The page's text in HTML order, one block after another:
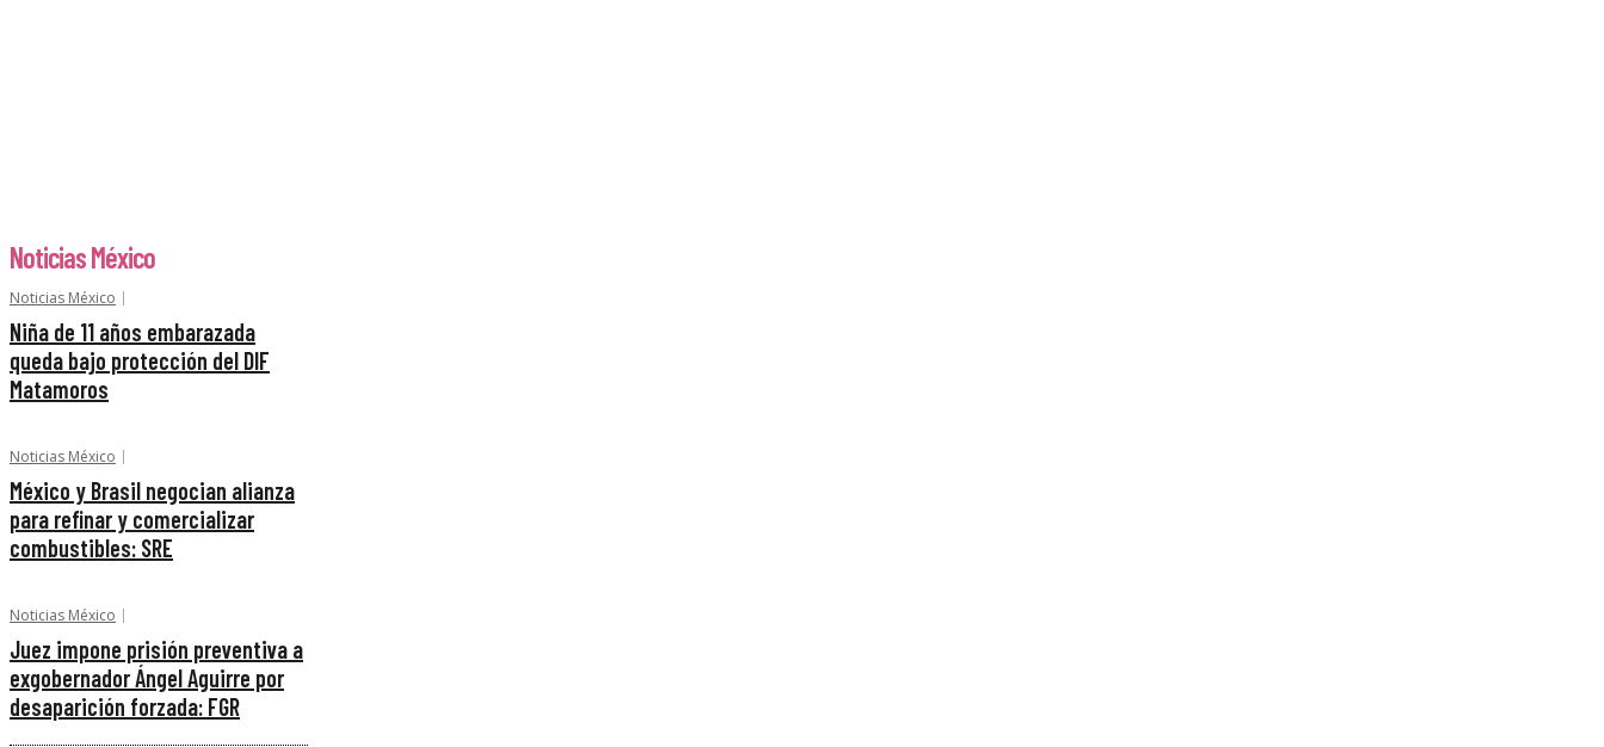
Noticias México
Noticias México
Niña de 11 años embarazada
queda bajo protección del DIF
Matamoros
Noticias México
México y Brasil negocian alianza
para refinar y comercializar
combustibles: SRE
Noticias México
Juez impone prisión preventiva a
exgobernador Ángel Aguirre por
desaparición forzada: FGR